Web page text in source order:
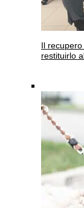
Il recupero
restituirlo